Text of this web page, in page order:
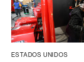
ESTADOS UNIDOS